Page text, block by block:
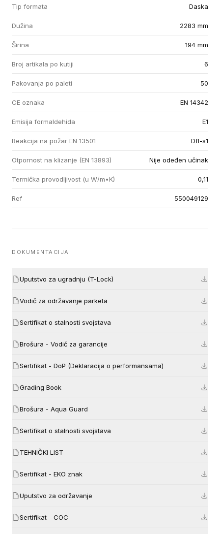
Tip formata Daska
Dužina 2283 mm
Širina 194 mm
Broj artikala po kutiji 6
Pakovanja po paleti 50
CE oznaka EN 14342
Emisija formaldehida E1
Reakcija na požar EN 13501 Dfl-s1
Otpornost na klizanje (EN 13893) Nije odeđen učinak
Termička provodljivost (u W/m•K) 0,11
Ref 550049129
DOKUMENTACIJA
Uputstvo za ugradnju (T-Lock)
Vodič za održavanje parketa
Sertifikat o stalnosti svojstava
Brošura - Vodič za garancije
Sertifikat - DoP (Deklaracija o performansama)
Grading Book
Brošura - Aqua Guard
Sertifikat o stalnosti svojstava
TEHNIČKI LIST
Sertifikat - EKO znak
Uputstvo za održavanje
Sertifikat - COC